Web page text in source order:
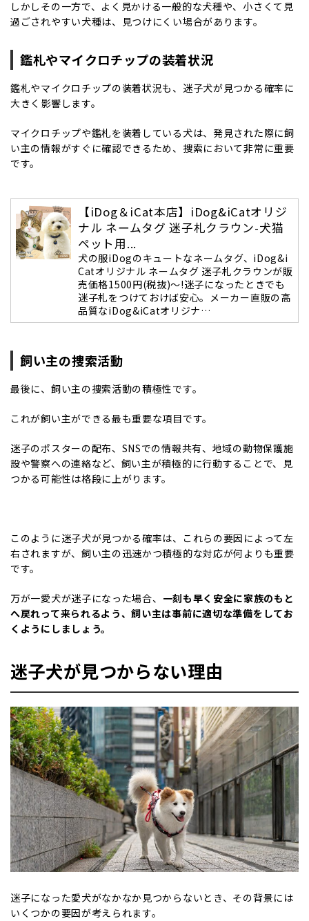
しかしその一方で、よく見かける一般的な犬種や、小さくて見
過ごされやすい犬種は、見つけにくい場合があります。
鑑札やマイクロチップの装着状況
鑑札やマイクロチップの装着状況も、迷子犬が見つかる確率に
大きく影響します。
マイクロチップや鑑札を装着している犬は、発見された際に飼
い主の情報がすぐに確認できるため、捜索において非常に重要
です。
【iDog＆iCat本店】iDog&iCatオリジ
ナル ネームタグ 迷子札クラウン-犬猫
ペット用...
犬の服iDogのキュートなネームタグ、iDog&i
Catオリジナル ネームタグ 迷子札クラウンが販
売価格1500円(税抜)～!迷子になったときでも
迷子札をつけておけば安心。メーカー直販の高
品質なiDog&iCatオリジナ…
飼い主の捜索活動
最後に、飼い主の捜索活動の積極性です。
これが飼い主ができる最も重要な項目です。
迷子のポスターの配布、SNSでの情報共有、地域の動物保護施
設や警察への連絡など、飼い主が積極的に行動することで、見
つかる可能性は格段に上がります。
このように迷子犬が見つかる確率は、これらの要因によって左
右されますが、飼い主の迅速かつ積極的な対応が何よりも重要
です。
万が一愛犬が迷子になった場合、 一刻も早く安全に家族のもと
へ戻れって来られるよう、飼い主は事前に適切な準備をしてお
くようにしましょう。
迷子犬が見つからない理由
迷子になった愛犬がなかなか見つからないとき、その背景には
いくつかの要因が考えられます。